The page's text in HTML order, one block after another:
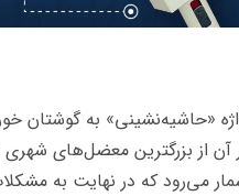
«حاشیه‌نشینی» به گوشتان
آن از بزرگترین معضل‌های
می‌رود که در نهایت به